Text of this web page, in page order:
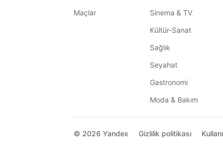
Maçlar
Sinema & TV
Kültür-Sanat
Sağlık
Seyahat
Gastronomi
Moda & Bakım
© 2026 Yandex Gizlilik politikası